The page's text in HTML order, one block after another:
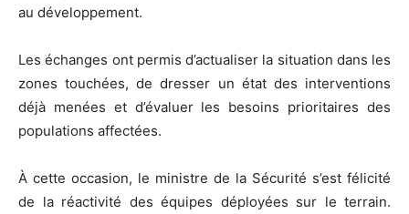
au développement.
Les échanges ont permis d’actualiser la situation dans les
zones touchées, de dresser un état des interventions
déjà menées et d’évaluer les besoins prioritaires des
populations affectées.
À cette occasion, le ministre de la Sécurité s’est félicité
de la réactivité des équipes déployées sur le terrain.